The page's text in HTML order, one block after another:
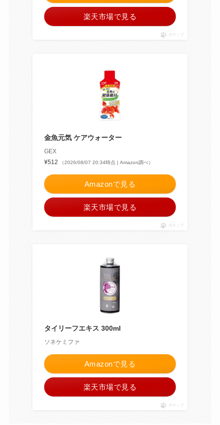
楽天市場で見る
ポチップ
金魚元気 ケアウォーター
GEX
¥512
（2026/08/07 20:34時点 | Amazon調べ）
Amazonで見る
楽天市場で見る
ポチップ
タイリーフエキス 300ml
ソネケミファ
Amazonで見る
楽天市場で見る
ポチップ